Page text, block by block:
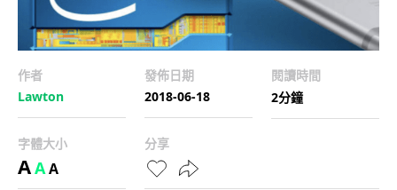
作者
Lawton
發佈日期
2018-06-18
閱讀時間
2分鐘
字體大小
AAA
分享